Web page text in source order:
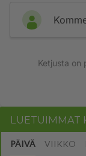
Ketjusta on
LUETUIMMAT
PÄIVÄ VIIKKO